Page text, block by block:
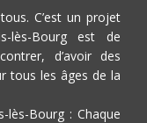
C’est un projet
lès-Bourg est de
d’avoir des
tous les âges de la
lès-Bourg : Chaque